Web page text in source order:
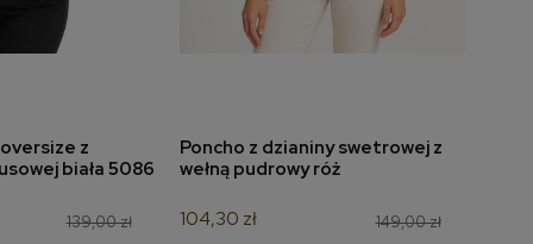
koszyka
z
biała 5086
139,00 zł
dodaj do koszyka
Poncho z dzianiny swetrowej z
wełną pudrowy róż
149,00 zł
104,30 zł